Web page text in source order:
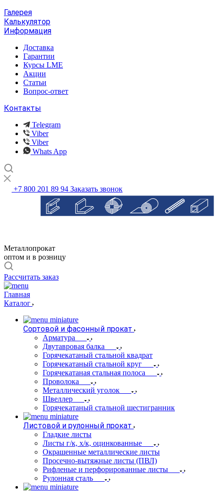
Галерея
Калькулятор
Информация
Доставка
Гарантии
Курсы LME
Акции
Статьи
Вопрос-ответ
Контакты
Telegram
Viber
Viber
Whats App
+7 800 201 89 94 Заказать звонок
Металлопрокат
оптом и в розницу
Рассчитать заказ
Главная
Каталог
Сортовой и фасонный прокат
Арматура
Двутавровая балка
Горячекатаный стальной квадрат
Горячекатаный стальной круг
Горячекатаная стальная полоса
Проволока
Металлический уголок
Швеллер
Горячекатаный стальной шестигранник
Листовой и рулонный прокат
Гладкие листы
Листы г/к, х/к, оцинкованные
Окрашенные металлические листы
Просечно-вытяжные листы (ПВЛ)
Рифленые и перфорированные листы
Рулонная сталь